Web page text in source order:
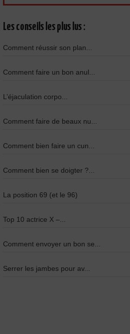
Les conseils les plus lus :
Comment réussir son plan...
Comment faire un bon anul...
L’éjaculation corpo...
Comment faire de beaux nu...
Comment bien faire un cun...
Comment bien se doigter ?...
La position 69 (et le 96)
Top 10 actrice X –...
Comment envoyer un bon se...
Serrer les jambes pour av...